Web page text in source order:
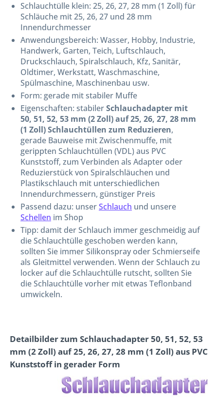
Schlauchtülle klein: 25, 26, 27, 28 mm (1 Zoll) für
Schläuche mit 25, 26, 27 und 28 mm
Innendurchmesser
Anwendungsbereich: Wasser, Hobby, Industrie,
Handwerk, Garten, Teich, Luftschlauch,
Druckschlauch, Spiralschlauch, Kfz, Sanitär,
Oldtimer, Werkstatt, Waschmaschine,
Spülmaschine, Maschinenbau usw.
Form: gerade mit stabiler Muffe
Eigenschaften: stabilerSchlauchadapter mit
50, 51, 52, 53 mm (2 Zoll) auf 25, 26, 27, 28 mm
(1 Zoll) Schlauchtüllen zum Reduzieren,
gerade Bauweise mit Zwischenmuffe, mit
gerippten Schlauchtüllen (VDL) aus PVC
Kunststoff, zum Verbinden als Adapter oder
Reduzierstück von Spiralschläuchen und
Plastikschlauch mit unterschiedlichen
Innendurchmessern, günstiger Preis
Passend dazu: unserSchlauch und unsere
Schellen im Shop
Tipp: damit der Schlauch immer geschmeidig auf
die Schlauchtülle geschoben werden kann,
sollten Sie immer Silikonspray oder Schmierseife
als Gleitmittel verwenden. Wenn der Schlauch zu
locker auf die Schlauchtülle rutscht, sollten Sie
die Schlauchtülle vorher mit etwas Teflonband
umwickeln.
Detailbilder zum Schlauchadapter 50, 51, 52, 53
mm (2 Zoll) auf 25, 26, 27, 28 mm (1 Zoll) aus PVC
Kunststoff in gerader Form